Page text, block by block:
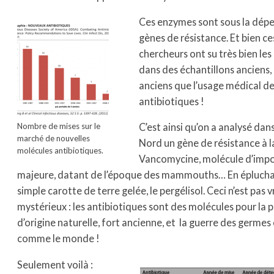
Nombre de mises sur le
marché de nouvelles
molécules antibiotiques.
Ces enzymes sont sous la
gènes de résistance. Et bien
chercheurs ont su très bien
dans des échantillons anciens,
anciens que l’usage médical
antibiotiques !
C’est ainsi qu’on a analysé
Nord un gène de résistance à
Vancomycine, molécule
majeure, datant de l’époque des mammouths… En
simple carotte de terre gelée, le pergélisol. Ceci n’est pas
mystérieux : les antibiotiques sont des molécules pour la
d’origine naturelle, fort ancienne, et la guerre des germes
comme le monde !
Seulement voilà :